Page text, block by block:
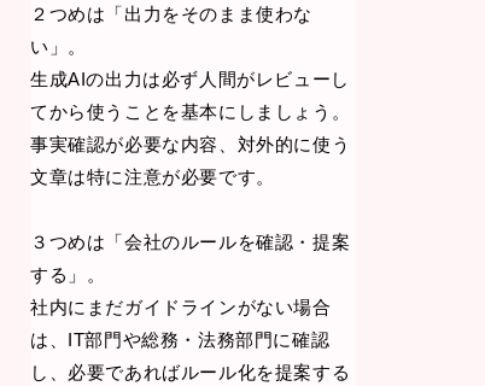
２つめは「出力をそのまま使わな
い」。
生成AIの出力は必ず人間がレビューし
てから使うことを基本にしましょう。
事実確認が必要な内容、対外的に使う
文章は特に注意が必要です。
３つめは「会社のルールを確認・提案
する」。
社内にまだガイドラインがない場合
は、IT部門や総務・法務部門に確認
し、必要であればルール化を提案する